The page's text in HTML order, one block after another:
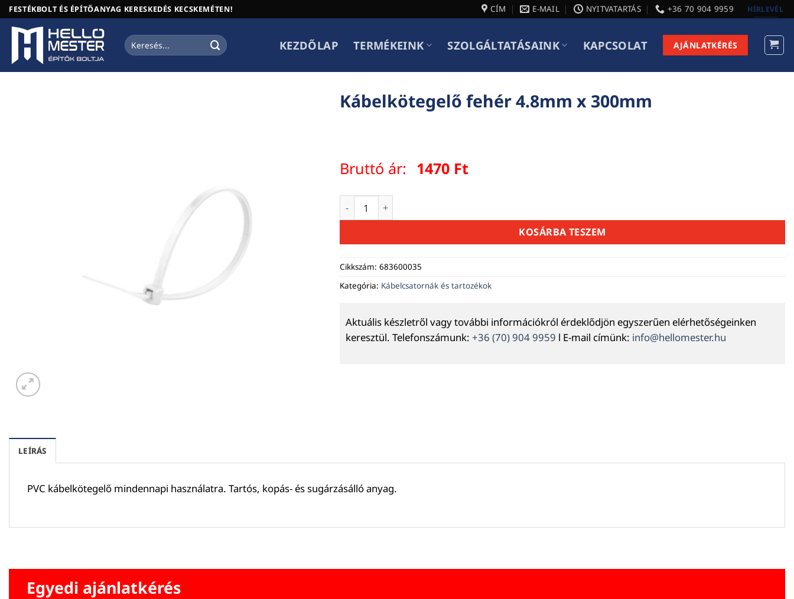
Skip
to
content
FESTÉKBOLT ÉS ÉPÍTŐANYAG KERESKEDÉS KECSKEMÉTEN! CÍM E-MAIL NYITVATARTÁS +36 70 904 9959 HÍRLEVÉL
Keresés
a
KEZDŐLAP TERMÉKEINK SZOLGÁLTATÁSAINK KAPCSOLAT AJÁNLATKÉRÉS
Kábelkötegelő fehér 4.8mm x 300mm
Bruttó ár: 1470 Ft
Kábelkötegelő fehér 4.8mm x 300mm mennyiség
KOSÁRBA TESZEM
Cikkszám: 683600035
Kategória: Kábelcsatornák és tartozékok
Aktuális készletről vagy további információkról érdeklődjön egyszerűen elérhetőségeinken
keresztül. Telefonszámunk: +36 (70) 904 9959 l E-mail címünk: info@hellomester.hu
LEÍRÁS
PVC kábelkötegelő mindennapi használatra. Tartós, kopás- és sugárzásálló anyag.
Egyedi ajánlatkérés